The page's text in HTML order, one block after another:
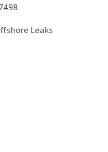
Leaks